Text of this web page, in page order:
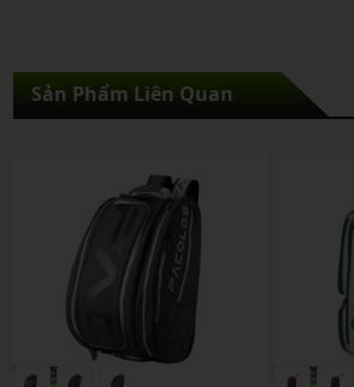
Sản Phẩm Liên Quan